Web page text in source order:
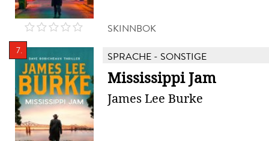
SKINNBOK
7. SPRACHE - SONSTIGE
Mississippi Jam
James Lee Burke